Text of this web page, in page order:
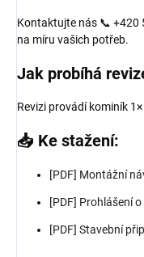
Kontaktujte nás 📞 +420
na míru vašich potřeb.
Jak probíhá
Revizi provádí kominík
📥 Ke stažení:
[PDF] Montážní
[PDF] Prohlášení
[PDF] Stavební